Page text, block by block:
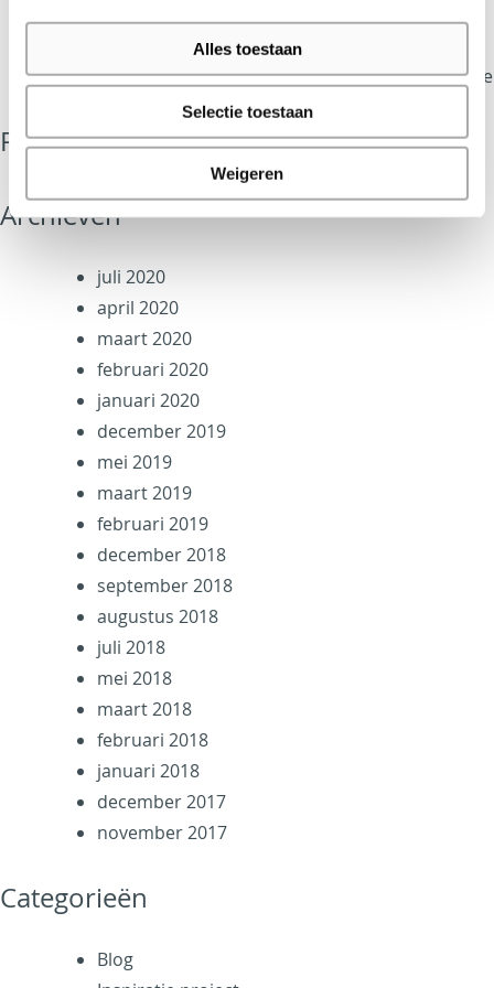
Alles toestaan
Selectie toestaan
Weigeren
De Stijlkamer biedt inspiratie voor architecten
Kom inspiratie opdoen in de Stijlkamer van Ode
Recente reacties
Archieven
juli 2020
april 2020
maart 2020
februari 2020
januari 2020
december 2019
mei 2019
maart 2019
februari 2019
december 2018
september 2018
augustus 2018
juli 2018
mei 2018
maart 2018
februari 2018
januari 2018
december 2017
november 2017
Categorieën
Blog